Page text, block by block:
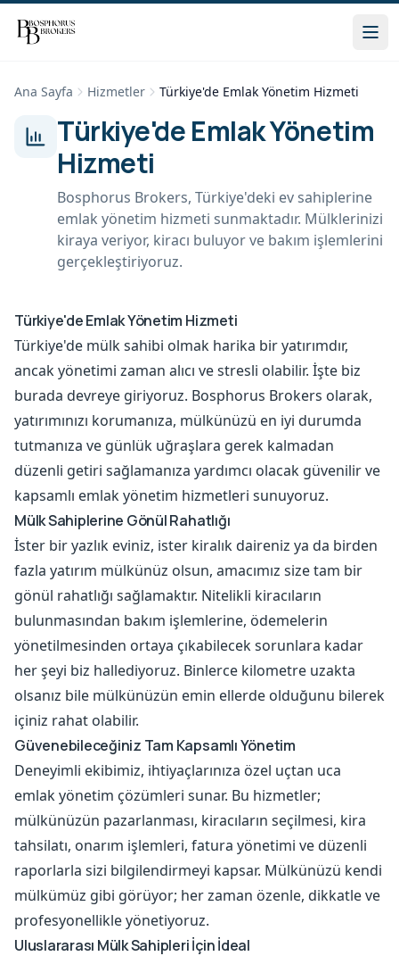
Ana Sayfa Hizmetler Türkiye'de Emlak Yönetim Hizmeti
Türkiye'de Emlak Yönetim
Hizmeti
Bosphorus Brokers, Türkiye'deki ev sahiplerine
emlak yönetim hizmeti sunmaktadır. Mülklerinizi
kiraya veriyor, kiracı buluyor ve bakım işlemlerini
gerçekleştiriyoruz.
Türkiye'de Emlak Yönetim Hizmeti
Türkiye'de mülk sahibi olmak harika bir yatırımdır,
ancak yönetimi zaman alıcı ve stresli olabilir. İşte biz
burada devreye giriyoruz. Bosphorus Brokers olarak,
yatırımınızı korumanıza, mülkünüzü en iyi durumda
tutmanıza ve günlük uğraşlara gerek kalmadan
düzenli getiri sağlamanıza yardımcı olacak güvenilir ve
kapsamlı emlak yönetim hizmetleri sunuyoruz.
Mülk Sahiplerine Gönül Rahatlığı
İster bir yazlık eviniz, ister kiralık daireniz ya da birden
fazla yatırım mülkünüz olsun, amacımız size tam bir
gönül rahatlığı sağlamaktır. Nitelikli kiracıların
bulunmasından bakım işlemlerine, ödemelerin
yönetilmesinden ortaya çıkabilecek sorunlara kadar
her şeyi biz hallediyoruz. Binlerce kilometre uzakta
olsanız bile mülkünüzün emin ellerde olduğunu bilerek
içiniz rahat olabilir.
Güvenebileceğiniz Tam Kapsamlı Yönetim
Deneyimli ekibimiz, ihtiyaçlarınıza özel uçtan uca
emlak yönetim çözümleri sunar. Bu hizmetler;
mülkünüzün pazarlanması, kiracıların seçilmesi, kira
tahsilatı, onarım işlemleri, fatura yönetimi ve düzenli
raporlarla sizi bilgilendirmeyi kapsar. Mülkünüzü kendi
mülkümüz gibi görüyor; her zaman özenle, dikkatle ve
profesyonellikle yönetiyoruz.
Uluslararası Mülk Sahipleri İçin İdeal